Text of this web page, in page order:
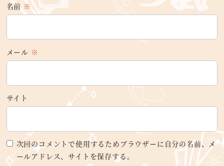
名前※
メール ※
サイト
次回のコメントで使用するためブラウザーに自分の名前、メ
ールアドレス、サイトを保存する。